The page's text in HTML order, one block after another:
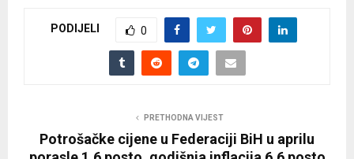
PODIJELI 0
PRETHODNA VIJEST
Potrošačke cijene u Federaciji BiH u aprilu